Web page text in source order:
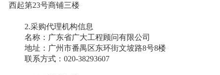
西起第23号商铺三楼
2.采购代理机构信息
名称：广东省广大工程顾问有限公司
地址：广州市番禺区东环街文坡路8号8楼
联系方式： 020-38293607